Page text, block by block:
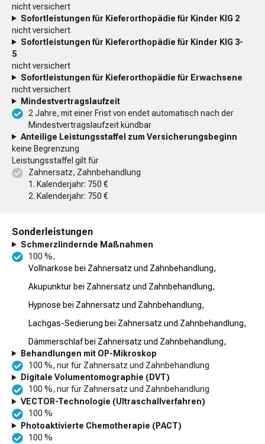
nicht versichert
Sofortleistungen für Kieferorthopädie für Kinder KIG 2
nicht versichert
Sofortleistungen für Kieferorthopädie für Kinder KIG 3-
5
nicht versichert
Sofortleistungen für Kieferorthopädie für Erwachsene
nicht versichert
Mindestvertragslaufzeit
2 Jahre, mit einer Frist von endet automatisch nach der
Mindestvertragslaufzeit kündbar
Anteilige Leistungsstaffel zum Versicherungsbeginn
keine Begrenzung
Leistungsstaffel gilt für
Zahnersatz, Zahnbehandlung
1. Kalenderjahr: 750 €
2. Kalenderjahr: 750 €
Sonderleistungen
Schmerzlindernde Maßnahmen
100 %,
Vollnarkose bei Zahnersatz und Zahnbehandlung,
Akupunktur bei Zahnersatz und Zahnbehandlung,
Hypnose bei Zahnersatz und Zahnbehandlung,
Lachgas-Sedierung bei Zahnersatz und Zahnbehandlung,
Dämmerschlaf bei Zahnersatz und Zahnbehandlung,
Behandlungen mit OP-Mikroskop
100 %, nur für Zahnersatz und Zahnbehandlung
Digitale Volumentomographie (DVT)
100 %, nur für Zahnersatz und Zahnbehandlung
VECTOR-Technologie (Ultraschallverfahren)
100 %
Photoaktivierte Chemotherapie (PACT)
100 %